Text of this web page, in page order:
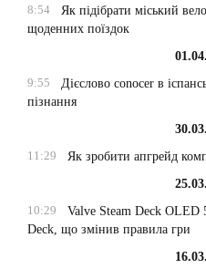
8:54
Як підібрати міський
щоденних поїздок
9:55
Дієслово conocer в
пізнання
11:29
Як зробити апгрейд
10:29
Valve Steam Deck
Deck, що змінив правила гри